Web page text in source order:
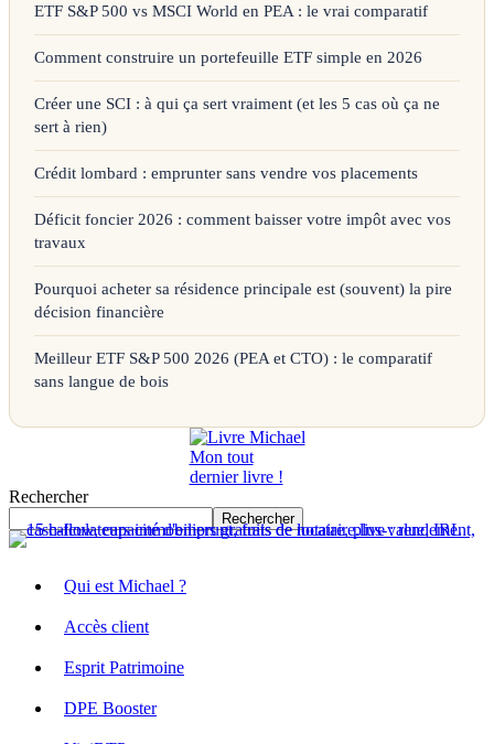
ETF S&P 500 vs MSCI World en PEA : le vrai comparatif
Comment construire un portefeuille ETF simple en 2026
Créer une SCI : à qui ça sert vraiment (et les 5 cas où ça ne
sert à rien)
Crédit lombard : emprunter sans vendre vos placements
Déficit foncier 2026 : comment baisser votre impôt avec vos
travaux
Pourquoi acheter sa résidence principale est (souvent) la pire
décision financière
Meilleur ETF S&P 500 2026 (PEA et CTO) : le comparatif
sans langue de bois
Mon tout
dernier livre !
Rechercher
Rechercher
Qui est Michael ?
Accès client
Esprit Patrimoine
DPE Booster